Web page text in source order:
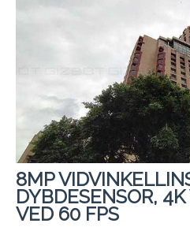
8MP
DYBDESENSOR,
VED 60 FPS